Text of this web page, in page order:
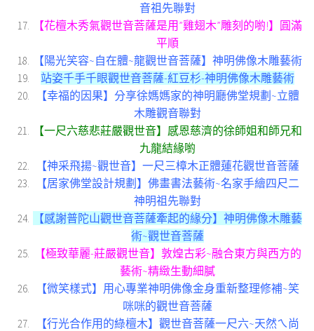
音祖先聯對
【花檀木秀氣觀世音菩薩是用”雞翅木”雕刻的喲!】圓滿
平順
【陽光笑容~自在體~龍觀世音菩薩】神明佛像木雕藝術
站姿千手千眼觀世音菩薩-紅豆杉-神明佛像木雕藝術
【幸福的因果】分享徐媽媽家的神明廳佛堂規劃~立體
木雕觀音聯對
【一尺六慈悲莊嚴觀世音】感恩慈濟的徐師姐和師兄和
九龍結緣喲
【神采飛揚~觀世音】一尺三樟木正體蓮花觀世音菩薩
【居家佛堂設計規劃】佛畫書法藝術~名家手繪四尺二
神明祖先聯對
【感謝普陀山觀世音菩薩牽起的緣分】神明佛像木雕藝
術~觀世音菩薩
【極致華麗-莊嚴觀世音】敦煌古彩~融合東方與西方的
藝術~精緻生動細膩
【微笑樣式】用心專業神明佛像金身重新整理修補~笑
咪咪的觀世音菩薩
【行光合作用的綠檀木】觀世音菩薩一尺六~天然ㄟ尚